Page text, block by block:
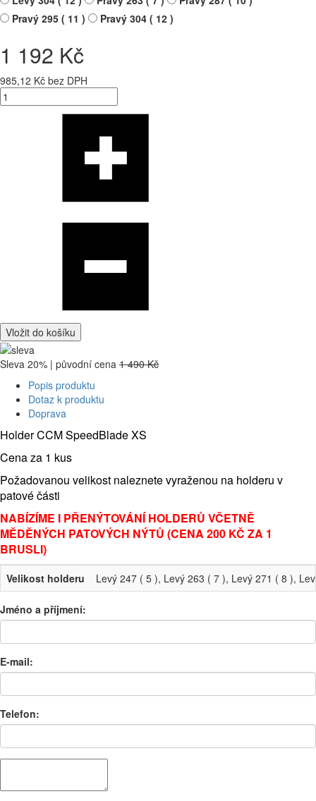
Pravý 295 ( 11 )
Pravý 304 ( 12 )
1 192 Kč
985,12 Kč bez DPH
Vložit do košíku
Sleva 20% | původní cena 1 490 Kč
Popis produktu
Dotaz k produktu
Doprava
Holder CCM SpeedBlade XS
Cena za 1 kus
Požadovanou velikost naleznete vyraženou na holderu v
patové části
NABÍZÍME I PŘENÝTOVÁNÍ HOLDERŮ VČETNĚ
MĚDĚNÝCH PATOVÝCH NÝTŮ (CENA 200 KČ ZA 1
BRUSLI)
Velikost holderu Levý 247 ( 5 ), Levý 263 ( 7 ), Levý 271 ( 8 ),
Jméno a příjmení:
E-mail:
Telefon: